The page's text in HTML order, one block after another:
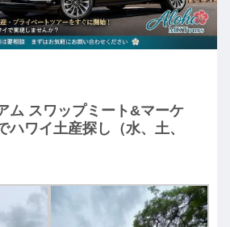
ム スワップミート&マーケ
ハワイ土産探し（水、土、